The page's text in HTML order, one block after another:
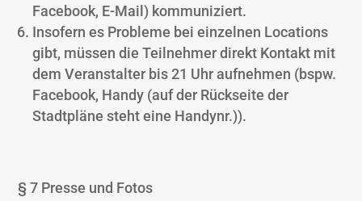
Facebook, E-Mail) kommuniziert.
Insofern es Probleme bei einzelnen Locations
gibt, müssen die Teilnehmer direkt Kontakt mit
dem Veranstalter bis 21 Uhr aufnehmen (bspw.
Facebook, Handy (auf der Rückseite der
Stadtpläne steht eine Handynr.)).
§ 7 Presse und Fotos